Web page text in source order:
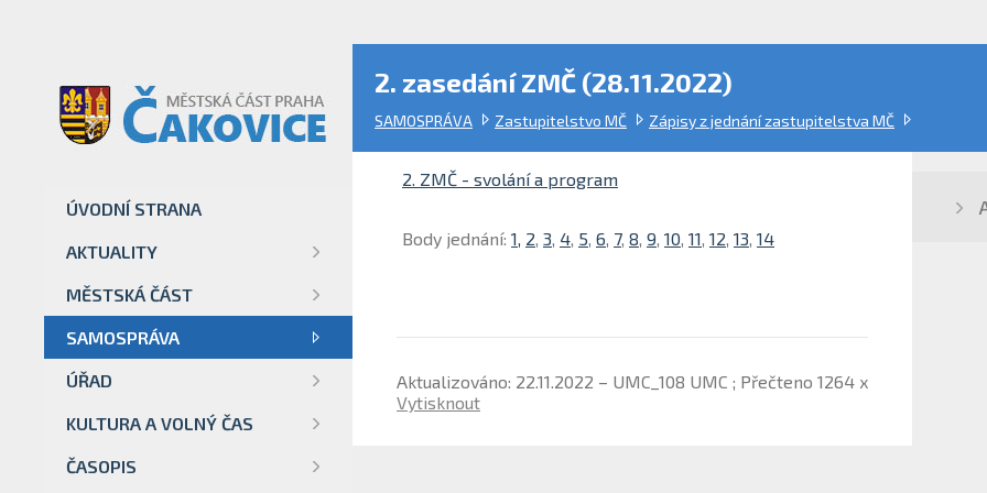
2. zasedání ZMČ (28.11.2022)
SAMOSPRÁVA Zastupitelstvo MČ Zápisy z jednání zastupitelstva MČ
ÚVODNÍ STRANA
AKTUALITY
MĚSTSKÁ ČÁST
SAMOSPRÁVA
ÚŘAD
KULTURA A VOLNÝ ČAS
ČASOPIS
2. ZMČ - svolání a program
Body jednání: 1, 2, 3, 4, 5, 6, 7, 8, 9, 10, 11, 12, 13, 14
Aktualizováno: 22.11.2022 – UMC_108 UMC ; Přečteno 1264 x
Vytisknout